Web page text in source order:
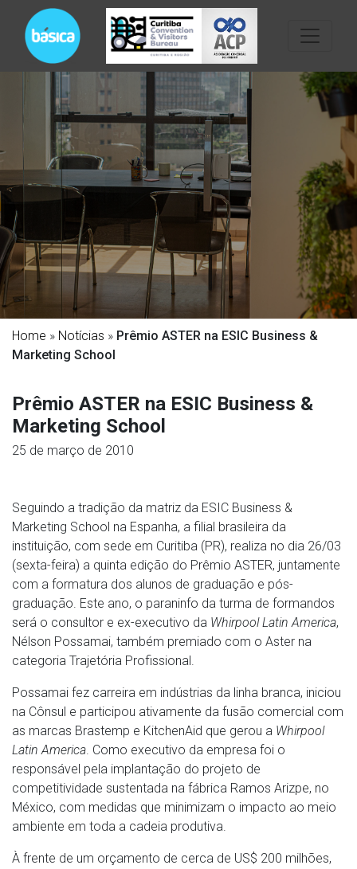
Home » Notícias » Prêmio ASTER na ESIC Business &
Marketing School
Prêmio ASTER na ESIC Business &
Marketing School
25 de março de 2010
Seguindo a tradição da matriz da ESIC Business &
Marketing School na Espanha, a filial brasileira da
instituição, com sede em Curitiba (PR), realiza no dia 26/03
(sexta-feira) a quinta edição do Prêmio ASTER, juntamente
com a formatura dos alunos de graduação e pós-
graduação. Este ano, o paraninfo da turma de formandos
será o consultor e ex-executivo da Whirpool Latin America,
Nélson Possamai, também premiado com o Aster na
categoria Trajetória Profissional.
Possamai fez carreira em indústrias da linha branca, iniciou
na Cônsul e participou ativamente da fusão comercial com
as marcas Brastemp e KitchenAid que gerou a Whirpool
Latin America. Como executivo da empresa foi o
responsável pela implantação do projeto de
competitividade sustentada na fábrica Ramos Arizpe, no
México, com medidas que minimizam o impacto ao meio
ambiente em toda a cadeia produtiva.
À frente de um orçamento de cerca de US$ 200 milhões,